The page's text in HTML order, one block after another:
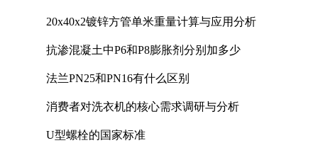
20x40x2镀锌方管单米重量计算与应用分析
抗渗混凝土中P6和P8膨胀剂分别加多少
法兰PN25和PN16有什么区别
消费者对洗衣机的核心需求调研与分析
U型螺栓的国家标准